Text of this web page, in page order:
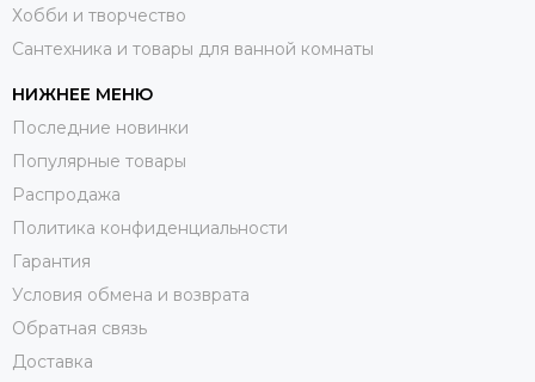
Хобби и творчество
Сантехника и товары для ванной комнаты
НИЖНЕЕ МЕНЮ
Последние новинки
Популярные товары
Распродажа
Политика конфиденциальности
Гарантия
Условия обмена и возврата
Обратная связь
Доставка